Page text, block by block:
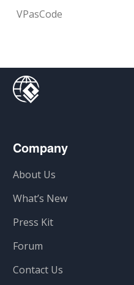
VPasCode
Company
About Us
What’s New
Press Kit
Forum
Contact Us